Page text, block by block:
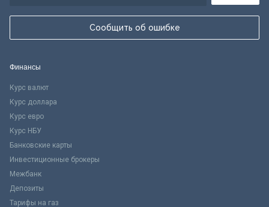
Сообщить об ошибке
Финансы
Курс валют
Курс доллара
Курс евро
Курс НБУ
Банковские карты
Инвестиционные брокеры
Межбанк
Депозиты
Тарифы на газ